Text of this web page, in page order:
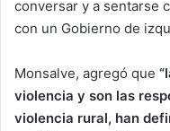
conversar y a sentarse
con un Gobierno de
Monsalve, agregó que
violencia y son las
violencia rural, han